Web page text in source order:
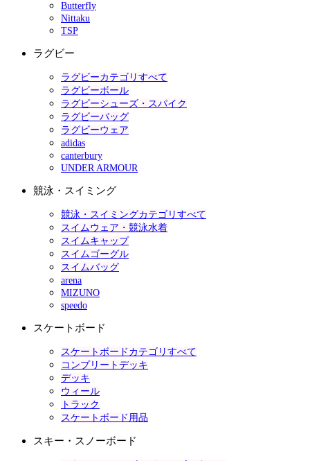
Butterfly
Nittaku
TSP
ラグビー
ラグビーカテゴリすべて
ラグビーボール
ラグビーシューズ・スパイク
ラグビーバッグ
ラグビーウェア
adidas
canterbury
UNDER ARMOUR
競泳・スイミング
競泳・スイミングカテゴリすべて
スイムウェア・競泳水着
スイムキャップ
スイムゴーグル
スイムバッグ
arena
MIZUNO
speedo
スケートボード
スケートボードカテゴリすべて
コンプリートデッキ
デッキ
ウィール
トラック
スケートボード用品
スキー・スノーボード